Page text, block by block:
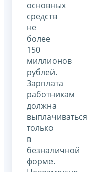
основных
средств
не
более
150
миллионов
рублей.
Зарплата
работникам
должна
выплачиваться
только
в
безналичной
форме.